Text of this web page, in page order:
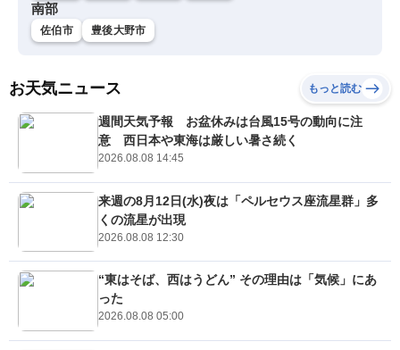
南部
佐伯市 豊後大野市
お天気ニュース もっと読む
週間天気予報 お盆休みは台風15号の動向に注
意 西日本や東海は厳しい暑さ続く
2026.08.08 14:45
来週の8月12日(水)夜は「ペルセウス座流星群」多
くの流星が出現
2026.08.08 12:30
“東はそば、西はうどん” その理由は「気候」にあ
った
2026.08.08 05:00